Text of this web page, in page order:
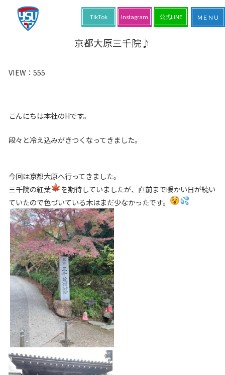
京都大原三千院♪
VIEW： 555
こんにちは本社のHです。
段々と冷え込みがきつくなってきました。
今回は京都大原へ行ってきました。
三千院の紅葉
を期待していましたが、直前まで暖かい日が続い
ていたので色づいている木はまだ少なかったです。
公式LINE
Instagram
TikTok